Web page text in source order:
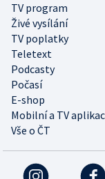
TV program
Živé vysílání
TV poplatky
Teletext
Podcasty
Počasí
E-shop
Mobilní a TV
Vše o ČT